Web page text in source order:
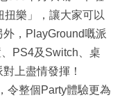
樂」，讓大家可以
，PlayGround嘅派
PS4及Switch、桌
上盡情發揮！
令整個Party體驗更為